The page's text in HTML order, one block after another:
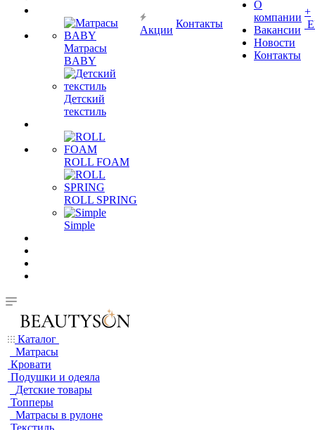
Матрасы
BABY
Детский
текстиль
ROLL FOAM
ROLL SPRING
Simple
Акции
Контакты
О
компании
Вакансии
Новости
Контакты
+
Каталог
Матрасы
Кровати
Подушки и одеяла
Детские товары
Топперы
Матрасы в рулоне
Текстиль